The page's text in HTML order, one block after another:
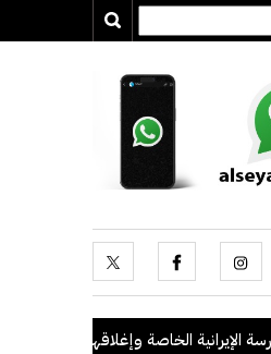
الخاصة وإغلاقها .